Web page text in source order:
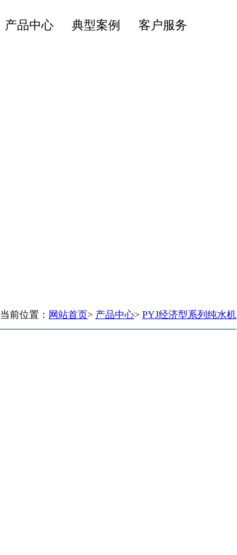
产品中心 典型案例 客户服务
当前位置： 网站首页> 产品中心> PYJ经济型系列纯水机